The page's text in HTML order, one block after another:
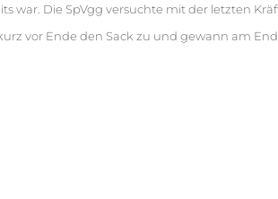
war. Die SpVgg versuchte mit der letzten
vor Ende den Sack zu und gewann am